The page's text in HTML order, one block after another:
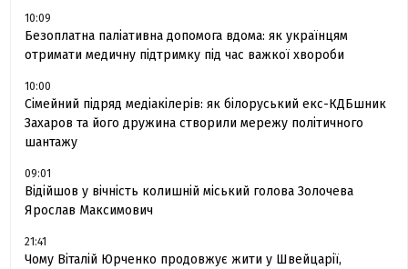
10:09
Безоплатна паліативна допомога вдома: як українцям
отримати медичну підтримку під час важкої хвороби
10:00
Сімейний підряд медіакілерів: як білоруський екс-КДБшник
Захаров та його дружина створили мережу політичного
шантажу
09:01
Відійшов у вічність колишній міський голова Золочева
Ярослав Максимович
21:41
Чому Віталій Юрченко продовжує жити у Швейцарії,